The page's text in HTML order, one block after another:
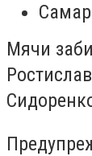
Мячи